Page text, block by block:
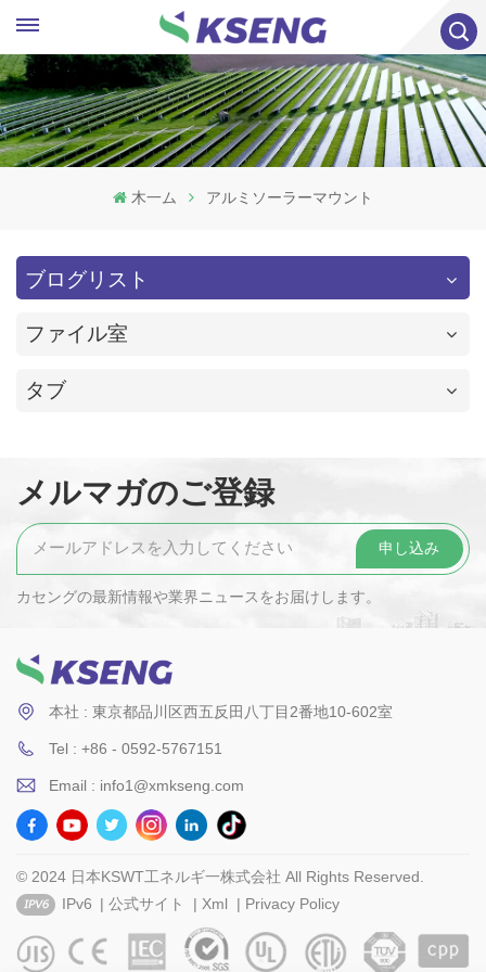
木一ム アルミソーラーマウント
ブログリスト
ファイル室
タブ
メルマガのご登録
カセングの最新情報や業界ニュースをお届けします。
本社 : 東京都品川区西五反田八丁目2番地10-602室
Tel : +86 - 0592-5767151
Email : info1@xmkseng.com
© 2024 日本KSWT工ネルギ一株式会社 All Rights Reserved.
IPv6 | 公式サイト | Xml | Privacy Policy